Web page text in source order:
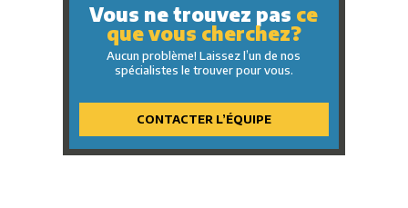
Vous ne trouvez pas ce
que vous cherchez?
Aucun problème! Laissez l’un de nos
spécialistes le trouver pour vous.
CONTACTER L’ÉQUIPE